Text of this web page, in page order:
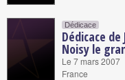
Dédicace
Dédicace
Noisy le
Le 7 mars 2007
France